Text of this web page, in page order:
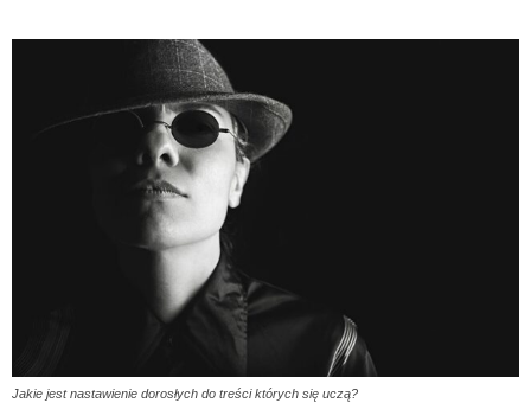
Jakie jest nastawienie dorosłych do treści których się uczą?